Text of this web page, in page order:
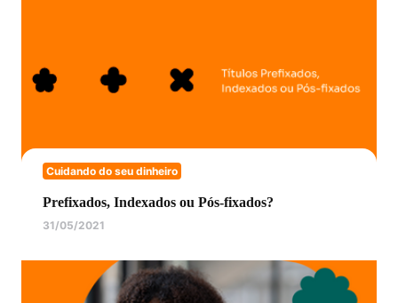
Cuidando do seu dinheiro
Prefixados, Indexados ou Pós-fixados?
31/05/2021